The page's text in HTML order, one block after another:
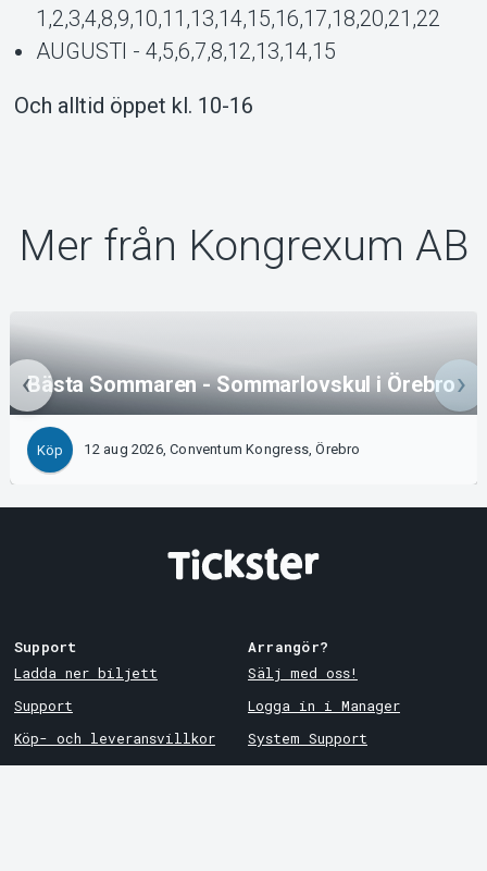
1,2,3,4,8,9,10,11,13,14,15,16,17,18,20,21,22
AUGUSTI - 4,5,6,7,8,12,13,14,15
Och alltid öppet kl. 10-16
Mer från Kongrexum AB
Bästa Sommaren - Sommarlovskul i Örebro
Köp 12 aug 2026, Conventum Kongress, Örebro
Support
Ladda ner biljett
Support
Köp- och leveransvillkor
Integritetspolicy
Arrangör?
Sälj med oss!
Logga in i Manager
System Support